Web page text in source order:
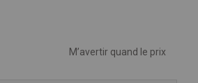
M’avertir quand le prix